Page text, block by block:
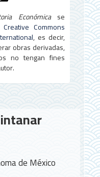
Económicase
Creative Commons
, es decir,
obras derivadas,
no tengan fines
de México